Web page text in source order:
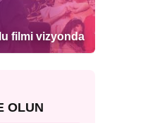
filmi vizyonda
OLUN